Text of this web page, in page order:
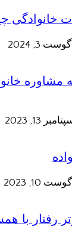
خانوادگی
آگوست 3, 2024
مشاوره
13, 2023
آگوست 10, 2023